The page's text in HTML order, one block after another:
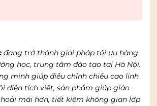
đang trở thành giải pháp tối ưu hàng
học, trung tâm đào tạo tại Hà Nội.
minh giúp điều chỉnh chiều cao linh
diện tích viết, sản phẩm giúp giáo
mái hơn, tiết kiệm không gian lớp